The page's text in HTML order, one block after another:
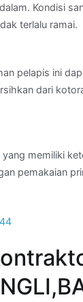
Kondisi
terlalu ramai.
pelapis ini
dari
memiliki
pemakaian